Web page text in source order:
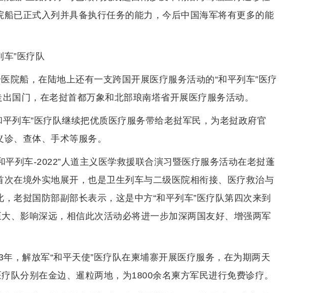
已正式入列并具备执行任务的能力，今后中国海军将有更多的能
车”医疗队
院船，在陆地上还有一支跨国开展医疗服务活动的“和平列车”医疗
国门，在老挝首都万象和北部琅南塔省开展医疗服务活动。
列车”医疗队继续把优质医疗服务带给老挝军民，为老挝政府官
、查体、手术等服务。
平列车-2022”人道主义医学救援联合演习暨医疗服务活动在老挝蓬
在境外实地展开，也是卫生列车与二级医院相衔接、医疗救治与
老挝国防部副部长表示，这是中方“和平列车”医疗队第四次来到
、影响深远，相信此次活动必将进一步加深两国友好、增强两军
年，解放军“和平天使”医疗队在柬埔寨开展医疗服务，在为期两天
队分别在金边、暹粒两地，为1800余名柬方军民进行免费诊疗。